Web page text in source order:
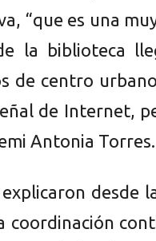
“que es una
la biblioteca
de centro
de Internet,
Antonia Torres.
desde
coordinación